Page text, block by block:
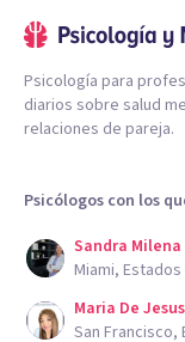
Psicología para
diarios sobre salud
relaciones de pareja.
Psicólogos con los
Sandra
Miami,
Maria De
San Francisco,